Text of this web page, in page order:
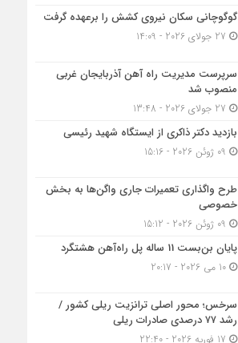
گوگوچانی سکان نیروی کشش را برعهده گرفت
سرپرست مدیریت راه آهن آذربایجان غربی
منصوب شد
بازدید دکتر ذاکری از ایستگاه شهید رئیسی
طرح واگذاری تعمیرات جاری واگن‌ها به بخش
خصوصی
پایان بن‌بست 11 ساله پل راه‌آهن هشتگرد
10 می 2026 - 20:17
سرخس؛ محور اصلی ترانزیت ریلی کشور /
رشد ۷۷ درصدی صادرات ریلی